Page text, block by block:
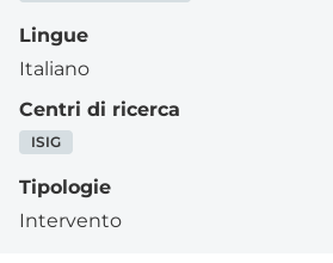
Lingue
Italiano
Centri di ricerca
ISIG
Tipologie
Intervento